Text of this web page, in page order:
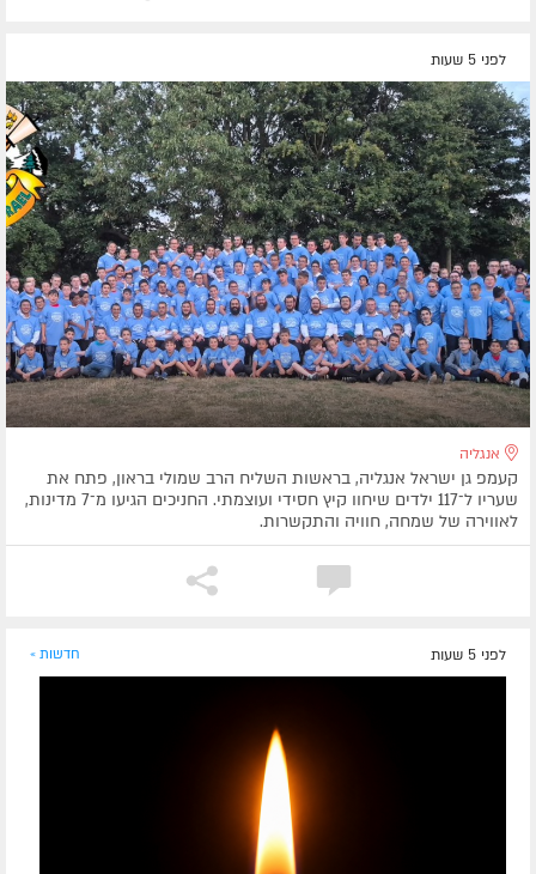
לפני 5 שעות
אנגליה
קעמפ גן ישראל אנגליה, בראשות השליח הרב שמולי בראון, פתח את
שעריו ל־117 ילדים שיחוו קיץ חסידי ועוצמתי. החניכים הגיעו מ־7 מדינות,
לאווירה של שמחה, חוויה והתקשרות.
לפני 5 שעות חדשות »